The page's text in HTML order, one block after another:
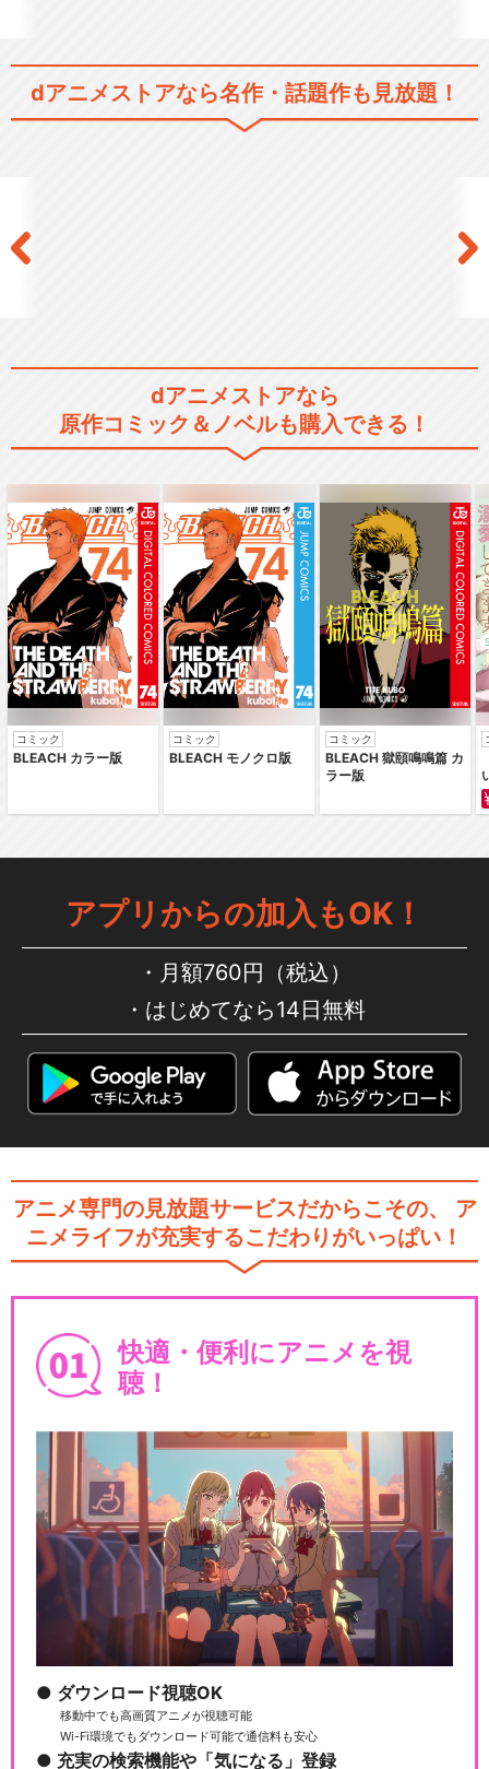
dアニメストアなら名作・話題作も見放題！
dアニメストアなら
原作コミック＆ノベルも購入できる！
コミック
BLEACH カラー版
コミック
BLEACH モノクロ版
コミック
BLEACH 獄頤鳴鳴篇 カ
ラー版
アプリからの加入もOK！
月額760円（税込）
はじめてなら14日無料
アニメ専門の見放題サービスだからこその、
ア
ニメライフが充実するこだわりがいっぱい！
快適・便利にアニメを視
聴！
ダウンロード視聴OK
移動中でも高画質アニメが視聴可能
Wi-Fi環境でもダウンロード可能で通信料も安心
充実の検索機能や「気になる」登録